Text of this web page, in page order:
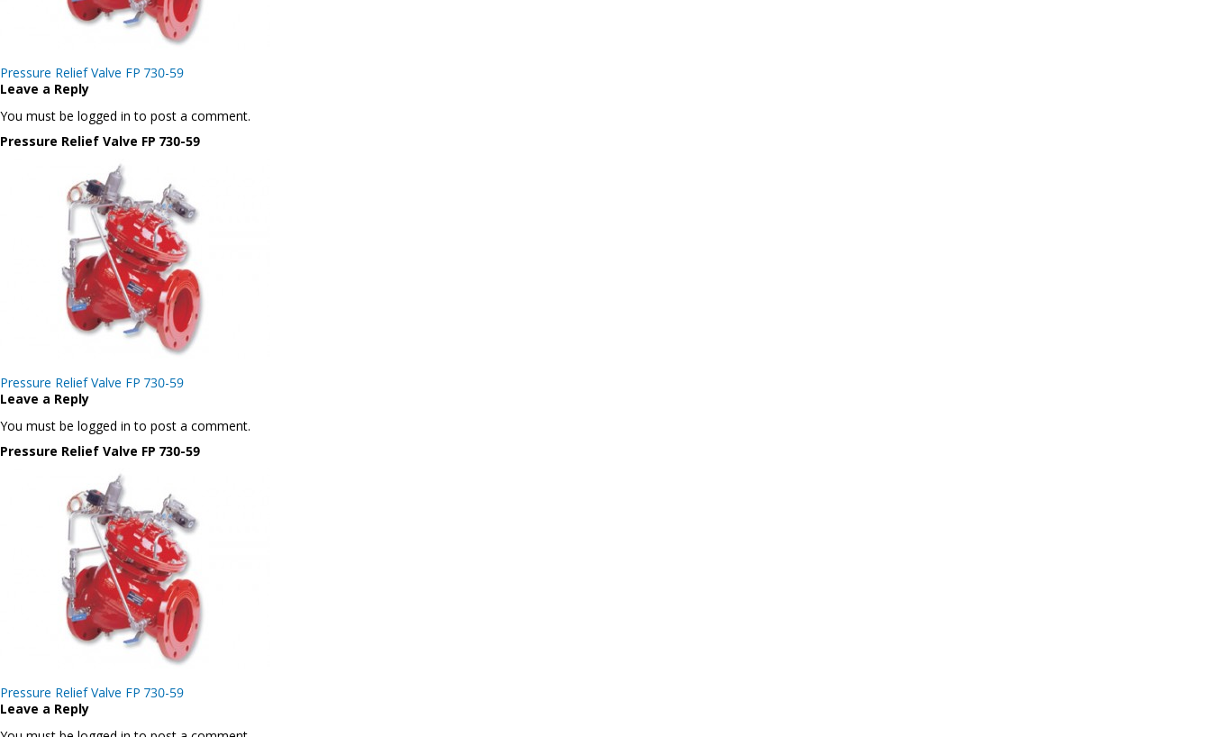
Post
navigation
Pressure Relief Valve FP 730-59
Leave a Reply
You must be logged in to post a comment.
Pressure Relief Valve FP 730-59
Post
navigation
Pressure Relief Valve FP 730-59
Leave a Reply
You must be logged in to post a comment.
Pressure Relief Valve FP 730-59
Post
navigation
Pressure Relief Valve FP 730-59
Leave a Reply